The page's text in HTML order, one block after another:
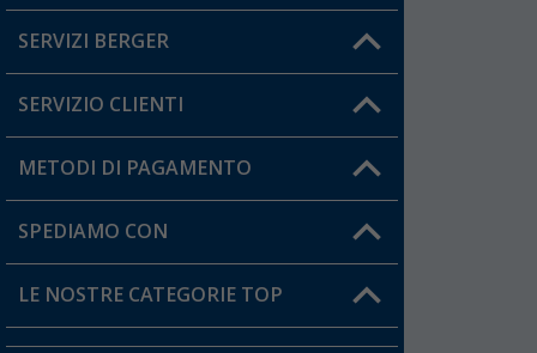
Hai una domanda?
SERVIZI BERGER
Diventare rivenditori
Il mio Account
Carta fedeltà Berger
SERVIZIO CLIENTI
Informazioni sulla spedizione
Resi
FAQ e Contatti
METODI DI PAGAMENTO
SPEDIAMO CON
LE NOSTRE CATEGORIE TOP